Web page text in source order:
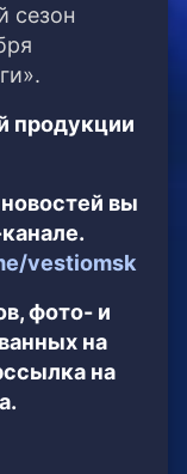
сезон
продукции
вы
vestiomsk
фото- и
на
на